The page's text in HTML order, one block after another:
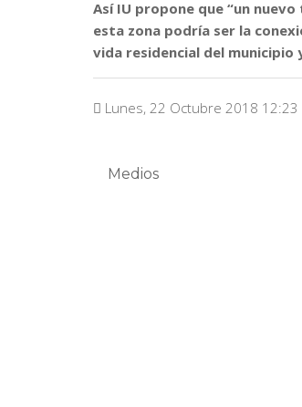
Así IU propone que “un
esta zona podría ser la
vida residencial del
Lunes, 22 Octubre 2018 12:23
Medios